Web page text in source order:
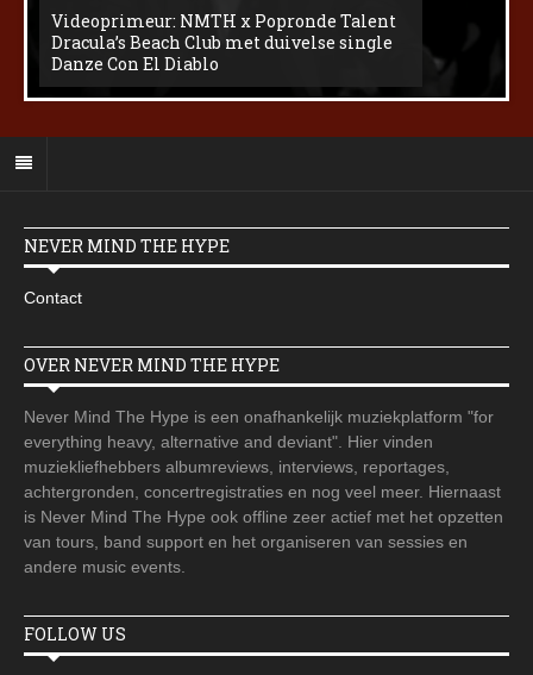
Videoprimeur: NMTH x Popronde Talent
Dracula’s Beach Club met duivelse single
Danze Con El Diablo
NEVER MIND THE HYPE
Contact
OVER NEVER MIND THE HYPE
Never Mind The Hype is een onafhankelijk muziekplatform "for
everything heavy, alternative and deviant". Hier vinden
muziekliefhebbers albumreviews, interviews, reportages,
achtergronden, concertregistraties en nog veel meer. Hiernaast
is Never Mind The Hype ook offline zeer actief met het opzetten
van tours, band support en het organiseren van sessies en
andere music events.
FOLLOW US